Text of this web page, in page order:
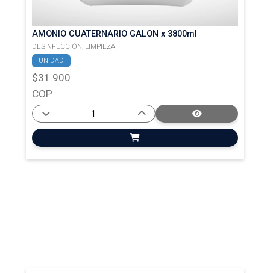
AMONIO CUATERNARIO GALON x 3800ml
DESINFECCIÓN, LIMPIEZA.
UNIDAD
$31.900
COP